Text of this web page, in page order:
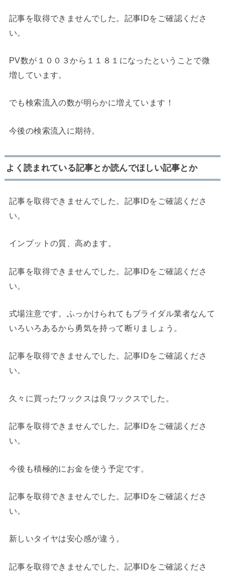
記事を取得できませんでした。記事IDをご確認くださ
い。
PV数が１００３から１１８１になったということで微
増しています。
でも検索流入の数が明らかに増えています！
今後の検索流入に期待。
よく読まれている記事とか読んでほしい記事とか
記事を取得できませんでした。記事IDをご確認くださ
い。
インプットの質、高めます。
記事を取得できませんでした。記事IDをご確認くださ
い。
式場注意です。ふっかけられてもブライダル業者なんて
いろいろあるから勇気を持って断りましょう。
記事を取得できませんでした。記事IDをご確認くださ
い。
久々に買ったワックスは良ワックスでした。
記事を取得できませんでした。記事IDをご確認くださ
い。
今後も積極的にお金を使う予定です。
記事を取得できませんでした。記事IDをご確認くださ
い。
新しいタイヤは安心感が違う。
記事を取得できませんでした。記事IDをご確認くださ